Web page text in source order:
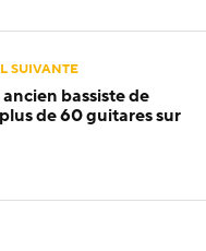
SUIVANTE
bassiste de
de 60 guitares sur